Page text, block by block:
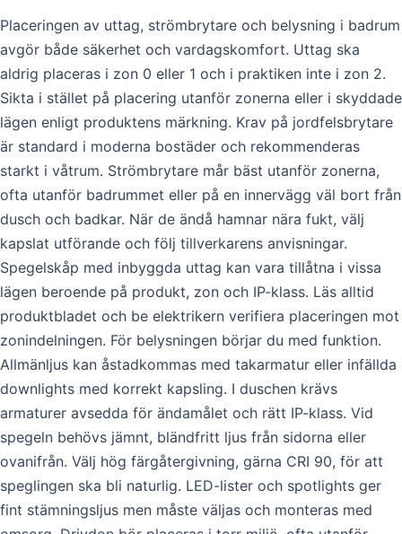
Placeringen av uttag, strömbrytare och belysning i badrum
avgör både säkerhet och vardagskomfort. Uttag ska
aldrig placeras i zon 0 eller 1 och i praktiken inte i zon 2.
Sikta i stället på placering utanför zonerna eller i skyddade
lägen enligt produktens märkning. Krav på jordfelsbrytare
är standard i moderna bostäder och rekommenderas
starkt i våtrum. Strömbrytare mår bäst utanför zonerna,
ofta utanför badrummet eller på en innervägg väl bort från
dusch och badkar. När de ändå hamnar nära fukt, välj
kapslat utförande och följ tillverkarens anvisningar.
Spegelskåp med inbyggda uttag kan vara tillåtna i vissa
lägen beroende på produkt, zon och IP-klass. Läs alltid
produktbladet och be elektrikern verifiera placeringen mot
zonindelningen. För belysningen börjar du med funktion.
Allmänljus kan åstadkommas med takarmatur eller infällda
downlights med korrekt kapsling. I duschen krävs
armaturer avsedda för ändamålet och rätt IP-klass. Vid
spegeln behövs jämnt, bländfritt ljus från sidorna eller
ovanifrån. Välj hög färgåtergivning, gärna CRI 90, för att
speglingen ska bli naturlig. LED-lister och spotlights ger
fint stämningsljus men måste väljas och monteras med